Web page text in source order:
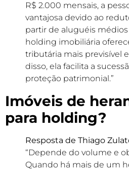
R$ 2.000 mensais, a
vantajosa devido ao
partir de aluguéis médios
holding imobiliária
tributária mais previsível
disso, ela facilita a
proteção patrimonial.”
Imóveis de
para holding?
Resposta de Thiago
“Depende do volume e
Quando há mais de um